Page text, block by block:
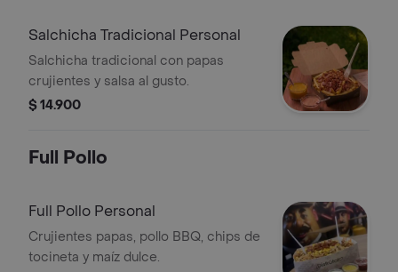
Salchicha Tradicional Personal
Salchicha tradicional con papas
crujientes y salsa al gusto.
$ 14.900
Full Pollo
Full Pollo Personal
Crujientes papas, pollo BBQ, chips de
tocineta y maíz dulce.